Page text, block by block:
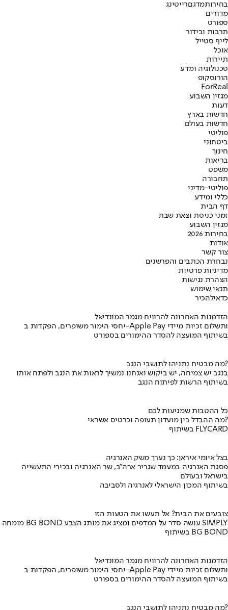
בחירותמדגםרייטינג
מדורים
ספורט
תרבות ובידור
לייף סטייל
אוכל
תיירות
טכנולוגיה ומדע
הורוסקופ
ForReal
מגזין השבוע
דעות
חדשות בארץ
חדשות בעולם
פוליטי
ביטחוני
חינוך
בריאות
משפט
תחבורה
פוליטי-מדיני
כללי ומידע
דף הבית
זמני כניסת וצאת שבת
מגזין השבוע
בחירות 2026
אודות
צור קשר
נבחרת הכתבים והפרשנים
מדיניות פרטיות
הצהרת נגישות
תנאי שימוש
כדאילהכיר
הזדמנות האחרונה להרוויח מגמר המונדיאל
יחסי הימור משופרים, הפקדות ב-Apple Pay ותשלום זכיות מיידי
בשיתוף המועצה להסדר ההימורים בספורט
מה מבטיח נתניהו לתושבי הנגב?
בנגב יש צמיחה, יש ביקוש ואנחנו נמשיך לראות את הנגב ולפתח אותו
בשיתוף הרשות לפיתוח הנגב
כל ההטבות שמגיעות לכם
מה ההבדל בין מועדון תעופה וכרטיס אשראי?
בשיתוף FLYCARD
בצל איומי איראן: כך נערך משק האנרגיה
פסגת האנרגיה במעמד שגריר ארה"ב, שר האנרגיה ובכירי התעשייה
בישראל ובעולם
בשיתוף המכון הישראלי לאנרגיה ולסביבה
צובעים את הבית? אל תעשו את הטעות הזו
מומחה BG BOND עושה סדר על המדפים ומציג את מותג הצבע SIMPLY
בשיתוף BG BOND
הזדמנות האחרונה להרוויח מגמר המונדיאל
יחסי הימור משופרים, הפקדות ב-Apple Pay ותשלום זכיות מיידי
בשיתוף המועצה להסדר ההימורים בספורט
מה מבטיח נתניהו לתושבי הנגב?